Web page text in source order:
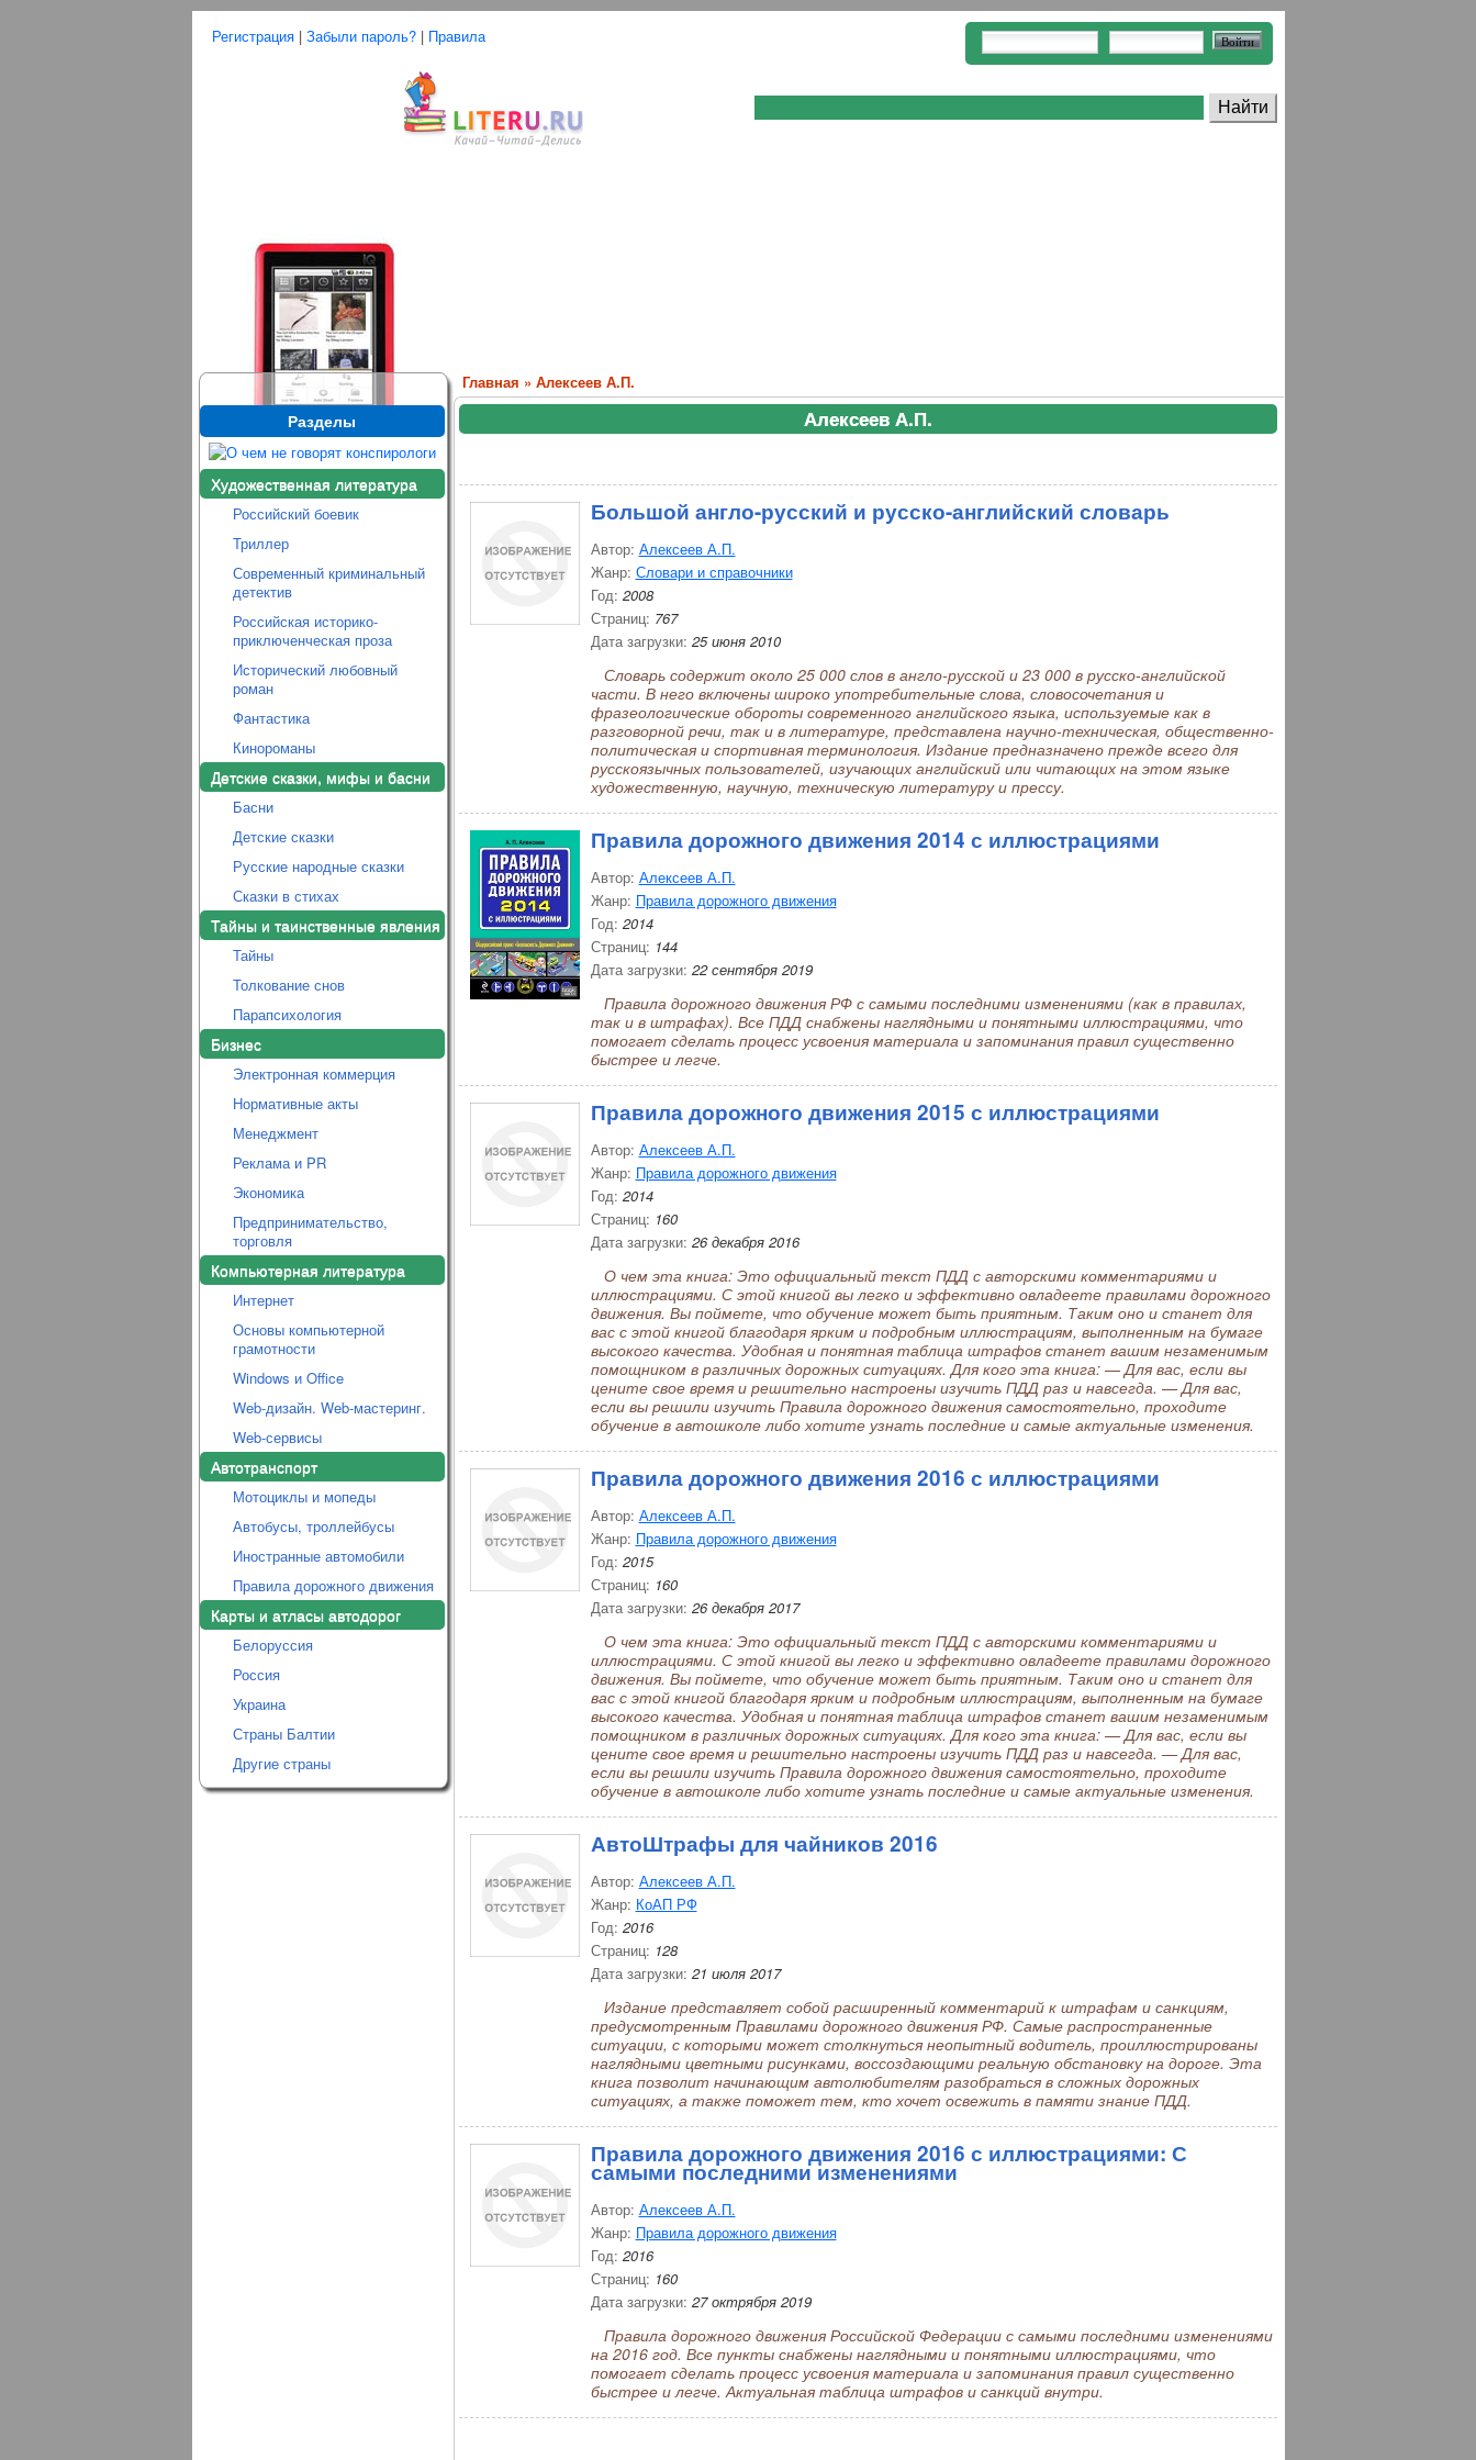
Регистрация| Забыли пароль?| Правила
Разделы
Художественная литература
Российский боевик
Триллер
Современный криминальный
детектив
Российская историко-
приключенческая проза
Исторический любовный
роман
Фантастика
Кинороманы
Детские сказки, мифы и басни
Басни
Детские сказки
Русские народные сказки
Сказки в стихах
Тайны и таинственные явления
Тайны
Толкование снов
Парапсихология
Бизнес
Электронная коммерция
Нормативные акты
Менеджмент
Реклама и PR
Экономика
Предпринимательство,
торговля
Компьютерная литература
Интернет
Основы компьютерной
грамотности
Windows и Office
Web-дизайн. Web-мастеринг.
Web-сервисы
Автотранспорт
Мотоциклы и мопеды
Автобусы, троллейбусы
Иностранные автомобили
Правила дорожного движения
Карты и атласы автодорог
Белоруссия
Россия
Украина
Страны Балтии
Другие страны
Главная » Алексеев А.П.
Алексеев А.П.
Большой англо-русский и русско-английский словарь
Автор: Алексеев А.П.
Жанр: Словари и справочники
Год: 2008
Страниц: 767
Дата загрузки: 25 июня 2010
Словарь содержит около 25 000 слов в англо-русской и 23 000 в русско-английской
части. В него включены широко употребительные слова, словосочетания и
фразеологические обороты современного английского языка, используемые как в
разговорной речи, так и в литературе, представлена научно-техническая, общественно-
политическая и спортивная терминология. Издание предназначено прежде всего для
русскоязычных пользователей, изучающих английский или читающих на этом языке
художественную, научную, техническую литературу и прессу.
Правила дорожного движения 2014 с иллюстрациями
Автор: Алексеев А.П.
Жанр: Правила дорожного движения
Год: 2014
Страниц: 144
Дата загрузки: 22 сентября 2019
Правила дорожного движения РФ с самыми последними изменениями (как в правилах,
так и в штрафах). Все ПДД снабжены наглядными и понятными иллюстрациями, что
помогает сделать процесс усвоения материала и запоминания правил существенно
быстрее и легче.
Правила дорожного движения 2015 с иллюстрациями
Автор: Алексеев А.П.
Жанр: Правила дорожного движения
Год: 2014
Страниц: 160
Дата загрузки: 26 декабря 2016
О чем эта книга: Это официальный текст ПДД с авторскими комментариями и
иллюстрациями. С этой книгой вы легко и эффективно овладеете правилами дорожного
движения. Вы поймете, что обучение может быть приятным. Таким оно и станет для
вас с этой книгой благодаря ярким и подробным иллюстрациям, выполненным на бумаге
высокого качества. Удобная и понятная таблица штрафов станет вашим незаменимым
помощником в различных дорожных ситуациях. Для кого эта книга: — Для вас, если вы
цените свое время и решительно настроены изучить ПДД раз и навсегда. — Для вас,
если вы решили изучить Правила дорожного движения самостоятельно, проходите
обучение в автошколе либо хотите узнать последние и самые актуальные изменения.
Правила дорожного движения 2016 с иллюстрациями
Автор: Алексеев А.П.
Жанр: Правила дорожного движения
Год: 2015
Страниц: 160
Дата загрузки: 26 декабря 2017
О чем эта книга: Это официальный текст ПДД с авторскими комментариями и
иллюстрациями. С этой книгой вы легко и эффективно овладеете правилами дорожного
движения. Вы поймете, что обучение может быть приятным. Таким оно и станет для
вас с этой книгой благодаря ярким и подробным иллюстрациям, выполненным на бумаге
высокого качества. Удобная и понятная таблица штрафов станет вашим незаменимым
помощником в различных дорожных ситуациях. Для кого эта книга: — Для вас, если вы
цените свое время и решительно настроены изучить ПДД раз и навсегда. — Для вас,
если вы решили изучить Правила дорожного движения самостоятельно, проходите
обучение в автошколе либо хотите узнать последние и самые актуальные изменения.
АвтоШтрафы для чайников 2016
Автор: Алексеев А.П.
Жанр: КоАП РФ
Год: 2016
Страниц: 128
Дата загрузки: 21 июля 2017
Издание представляет собой расширенный комментарий к штрафам и санкциям,
предусмотренным Правилами дорожного движения РФ. Самые распространенные
ситуации, с которыми может столкнуться неопытный водитель, проиллюстрированы
наглядными цветными рисунками, воссоздающими реальную обстановку на дороге. Эта
книга позволит начинающим автолюбителям разобраться в сложных дорожных
ситуациях, а также поможет тем, кто хочет освежить в памяти знание ПДД.
Правила дорожного движения 2016 с иллюстрациями: С
самыми последними изменениями
Автор: Алексеев А.П.
Жанр: Правила дорожного движения
Год: 2016
Страниц: 160
Дата загрузки: 27 октрября 2019
Правила дорожного движения Российской Федерации с самыми последними изменениями
на 2016 год. Все пункты снабжены наглядными и понятными иллюстрациями, что
помогает сделать процесс усвоения материала и запоминания правил существенно
быстрее и легче. Актуальная таблица штрафов и санкций внутри.